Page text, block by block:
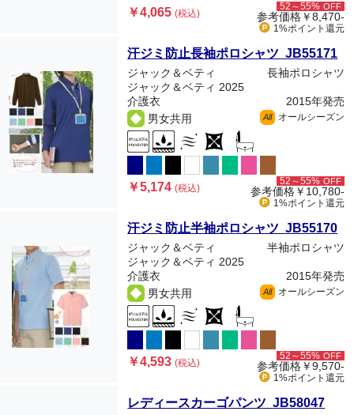
￥4,065(税込)
52～55% OFF
参考価格￥8,470-
1%ポイント 還元
汗ジミ防止長袖ポロシャツ JB55171
ジャック＆ベティ
長袖ポロシャツ
ジャック＆ベティ 2025
介護衣
2015年発売
男女共用
All オールシーズン
￥5,174(税込)
52～55% OFF
参考価格￥10,780-
1%ポイント 還元
汗ジミ防止半袖ポロシャツ JB55170
ジャック＆ベティ
半袖ポロシャツ
ジャック＆ベティ 2025
介護衣
2015年発売
男女共用
All オールシーズン
￥4,593(税込)
52～55% OFF
参考価格￥9,570-
1%ポイント 還元
レディースカーゴパンツ JB58047